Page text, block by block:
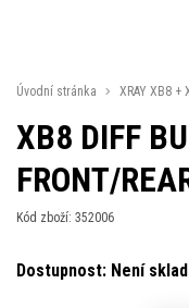
Úvodní stránka XRAY XB8 +
XB8 DIFF
FRONT/
Kód zboží: 352006
Dostupnost: Není